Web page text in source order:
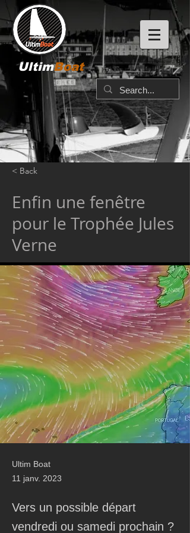
UltimBoat
< Back
Enfin une fenêtre
pour le Trophée Jules
Verne
Ultim Boat
11 janv. 2023
Vers un possible départ
vendredi ou samedi prochain ?